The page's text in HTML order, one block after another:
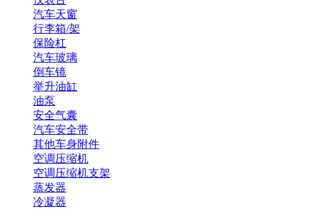
汽车天窗
行李箱/架
保险杠
汽车玻璃
倒车镜
举升油缸
油泵
安全气囊
汽车安全带
其他车身附件
空调压缩机
空调压缩机支架
蒸发器
冷凝器